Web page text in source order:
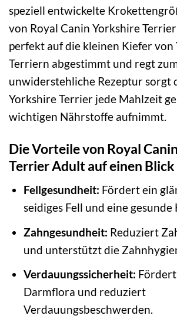
speziell entwickelte
von Royal Canin Yorkshire
perfekt auf die kleinen Kiefer von
Terriern abgestimmt und regt
unwiderstehliche Rezeptur sorgt
Yorkshire Terrier jede Mahlzeit
wichtigen Nährstoffe aufnimmt.
Die Vorteile von Royal
Terrier Adult auf einen Blick
Fellgesundheit: Fördert ein
seidiges Fell und eine gesunde
Zahngesundheit: Reduziert
und unterstützt die
Verdauungssicherheit:
Darmflora und reduziert
Verdauungsbeschwerden.